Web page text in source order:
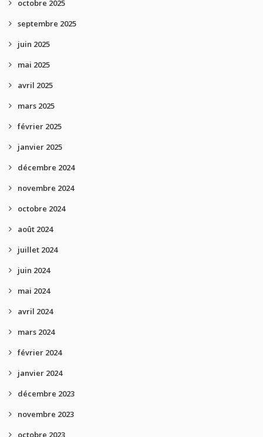
octobre 2025
septembre 2025
juin 2025
mai 2025
avril 2025
mars 2025
février 2025
janvier 2025
décembre 2024
novembre 2024
octobre 2024
août 2024
juillet 2024
juin 2024
mai 2024
avril 2024
mars 2024
février 2024
janvier 2024
décembre 2023
novembre 2023
octobre 2023